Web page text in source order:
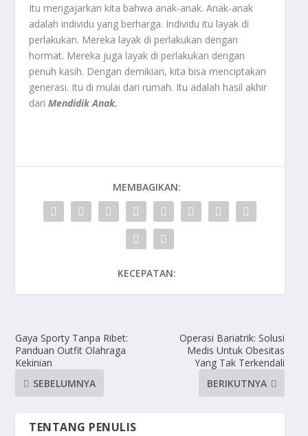
Itu mengajarkan kita bahwa anak-anak. Anak-anak
adalah individu yang berharga. Individu itu layak di
perlakukan. Mereka layak di perlakukan dengan
hormat. Mereka juga layak di perlakukan dengan
penuh kasih. Dengan demikian, kita bisa menciptakan
generasi. Itu di mulai dari rumah. Itu adalah hasil akhir
dariMendidik Anak.
MEMBAGIKAN:
KECEPATAN:
Gaya Sporty Tanpa Ribet:
Panduan Outfit Olahraga
Kekinian
SEBELUMNYA
Operasi Bariatrik: Solusi
Medis Untuk Obesitas
Yang Tak Terkendali
BERIKUTNYA
TENTANG PENULIS